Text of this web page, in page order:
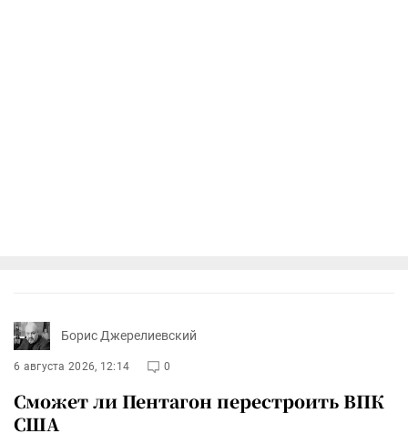
Борис Джерелиевский
6 августа 2026, 12:14 0
Сможет ли Пентагон перестроить ВПК
США